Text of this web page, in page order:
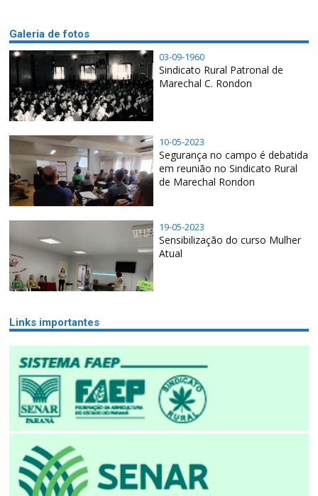
Galeria de fotos
03-09-1960
Sindicato Rural Patronal de
Marechal C. Rondon
10-05-2023
Segurança no campo é debatida
em reunião no Sindicato Rural
de Marechal Rondon
19-05-2023
Sensibilização do curso Mulher
Atual
Links importantes